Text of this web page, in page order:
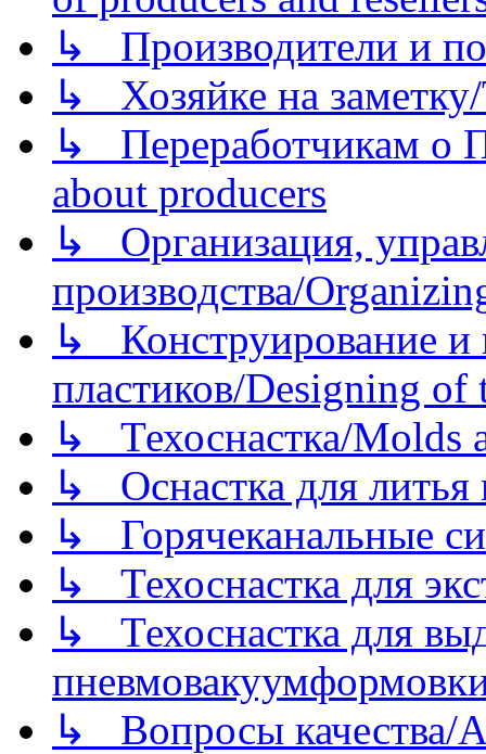
↳ Производители и
↳ Хозяйке на
↳ Переработчикам о
about producers
↳ Организация,
производства/
↳ Конструирование и
пластиков/Designing of
↳ Техоснастка/Molds
↳ Оснастка для литья
↳ Горячеканальные
↳ Техоснастка для
↳ Техоснастка для
↳ Вопросы качества/